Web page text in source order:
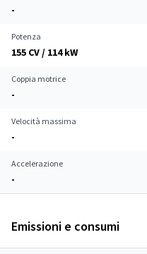
-
Potenza
155 CV / 114 kW
Coppia motrice
-
Velocità massima
-
Accelerazione
-
Emissioni e consumi